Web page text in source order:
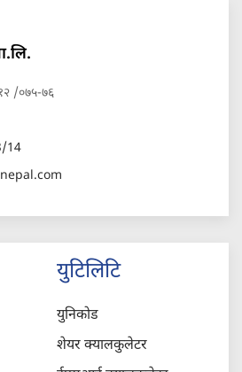
/०७५-७६
14
युटिलिटि
युनिकोड
शेयर क्यालकुलेटर